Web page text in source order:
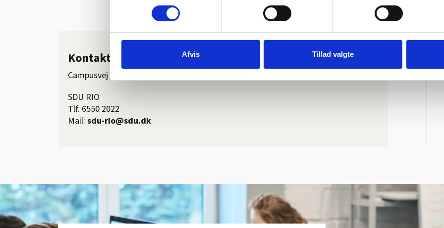
Afvis Tillad valgte
Kontakt Syddansk Universitet (SDU)
Campusvej 55, 5230 Odense M
SDU RIO
Tlf. 6550 2022
Mail: sdu-rio@sdu.dk